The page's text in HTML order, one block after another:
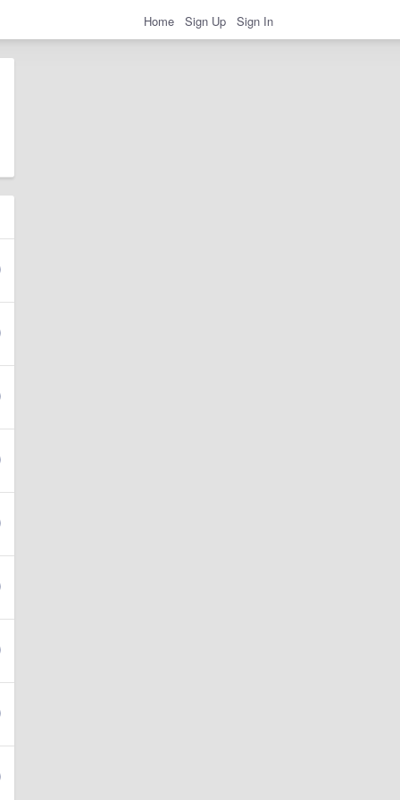
Home Sign Up Sign In